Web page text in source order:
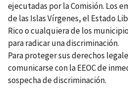
ejecutadas por la Comisión. Los
de las Islas Vírgenes, el Estado
Rico o cualquiera de los
para radicar una discriminación.
Para proteger sus derechos
comunicarse con la EEOC de
sospecha de discriminación.